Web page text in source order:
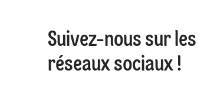
Suivez-nous sur les
réseaux sociaux !